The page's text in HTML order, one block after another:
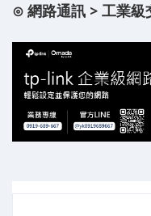
⊙ 網路通訊 > 工業